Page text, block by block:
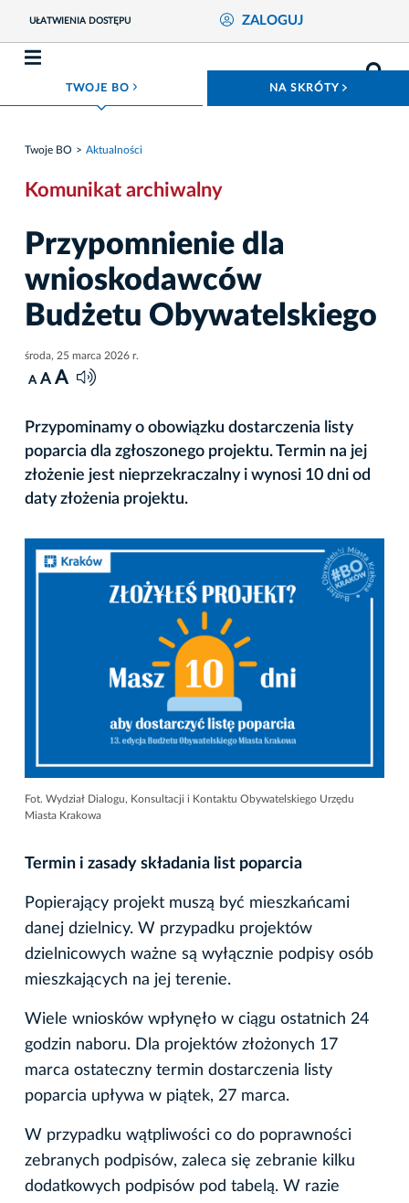
UŁATWIENIA DOSTĘPU ZALOGUJ
TWOJE BO ROZWIŃ MENU NA SKRÓTY
Twoje BO Aktualności
Komunikat archiwalny
Przypomnienie dla
wnioskodawców
Budżetu Obywatelskiego
środa, 25 marca 2026 r.
A A A
Przypominamy o obowiązku dostarczenia listy
poparcia dla zgłoszonego projektu. Termin na jej
złożenie jest nieprzekraczalny i wynosi 10 dni od
daty złożenia projektu.
Fot. Wydział Dialogu, Konsultacji i Kontaktu Obywatelskiego Urzędu
Miasta Krakowa
Termin i zasady składania list poparcia
Popierający projekt muszą być mieszkańcami
danej dzielnicy. W przypadku projektów
dzielnicowych ważne są wyłącznie podpisy osób
mieszkających na jej terenie.
Wiele wniosków wpłynęło w ciągu ostatnich 24
godzin naboru. Dla projektów złożonych 17
marca ostateczny termin dostarczenia listy
poparcia upływa w piątek, 27 marca.
W przypadku wątpliwości co do poprawności
zebranych podpisów, zaleca się zebranie kilku
dodatkowych podpisów pod tabelą. W razie